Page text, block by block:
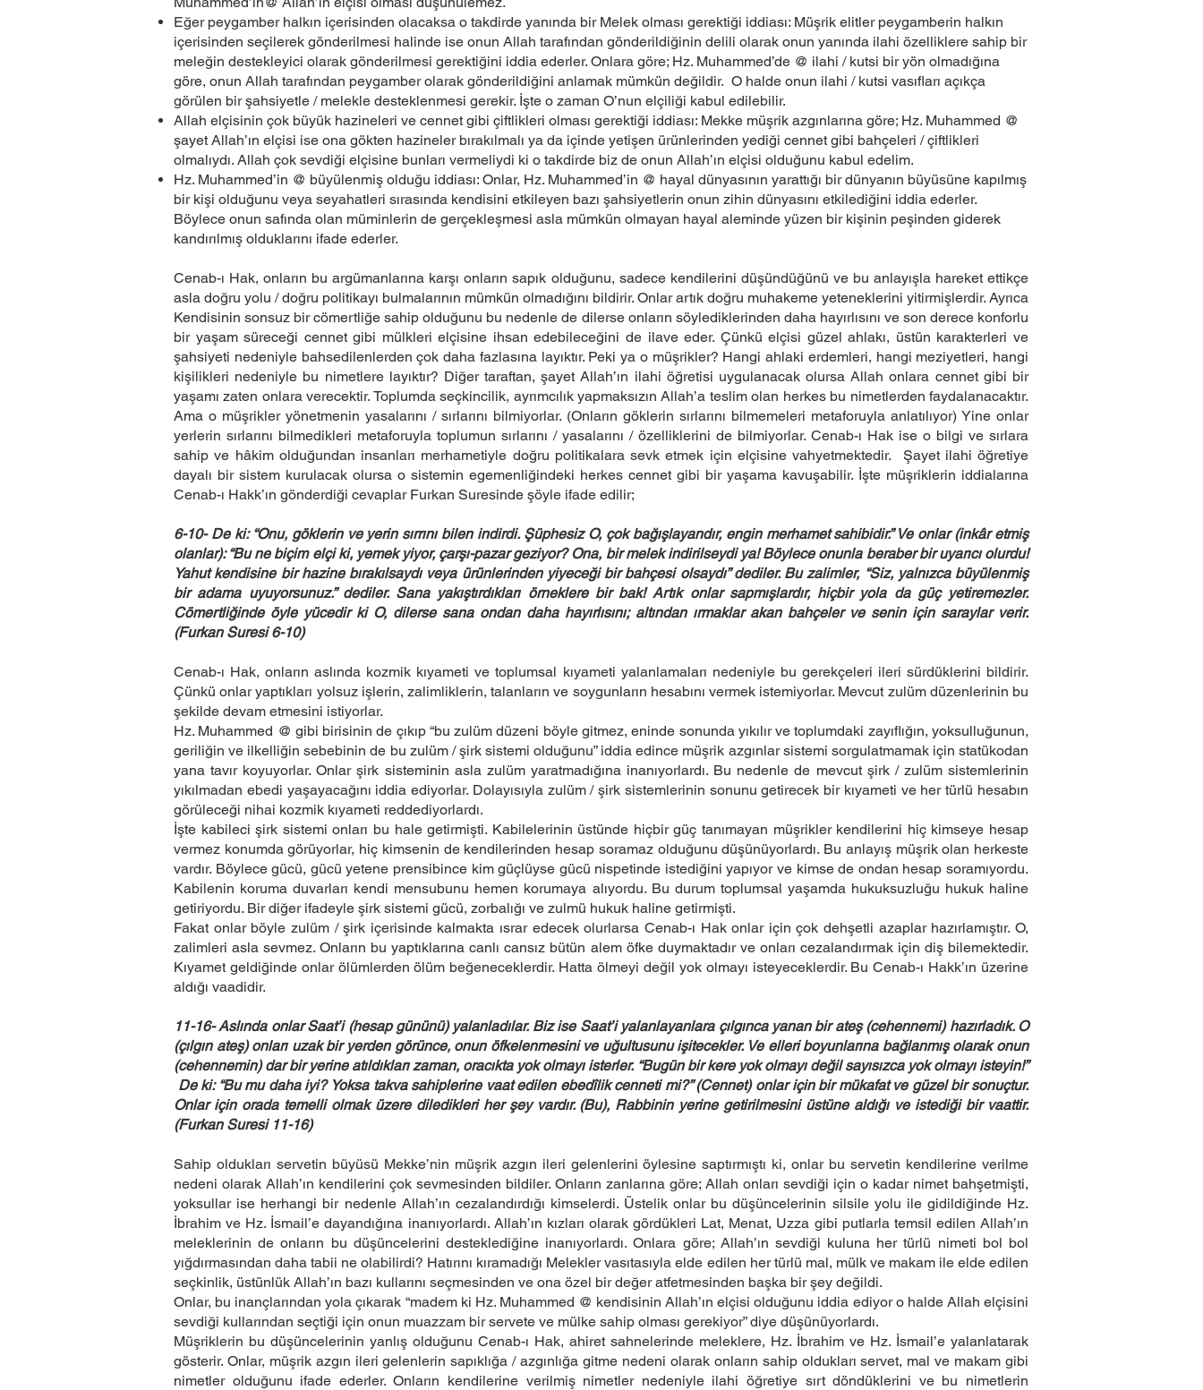
Eğer peygamber halkın içerisinden olacaksa o takdirde yanında bir Melek olması gerektiği iddiası: Müşrik elitler peygamberin halkın
içerisinden seçilerek gönderilmesi halinde ise onun Allah tarafından gönderildiğinin delili olarak onun yanında ilahi özelliklere sahip bir
meleğin destekleyici olarak gönderilmesi gerektiğini iddia ederler. Onlara göre; Hz. Muhammed’de @ ilahi / kutsi bir yön olmadığına
göre, onun Allah tarafından peygamber olarak gönderildiğini anlamak mümkün değildir. O halde onun ilahi / kutsi vasıfları açıkça
görülen bir şahsiyetle / melekle desteklenmesi gerekir. İşte o zaman O’nun elçiliği kabul edilebilir.
Allah elçisinin çok büyük hazineleri ve cennet gibi çiftlikleri olması gerektiği iddiası: Mekke müşrik azgınlarına göre; Hz. Muhammed @
şayet Allah’ın elçisi ise ona gökten hazineler bırakılmalı ya da içinde yetişen ürünlerinden yediği cennet gibi bahçeleri / çiftlikleri
olmalıydı. Allah çok sevdiği elçisine bunları vermeliydi ki o takdirde biz de onun Allah’ın elçisi olduğunu kabul edelim.
Hz. Muhammed’in @ büyülenmiş olduğu iddiası: Onlar, Hz. Muhammed’in @ hayal dünyasının yarattığı bir dünyanın büyüsüne kapılmış
bir kişi olduğunu veya seyahatleri sırasında kendisini etkileyen bazı şahsiyetlerin onun zihin dünyasını etkilediğini iddia ederler.
Böylece onun safında olan müminlerin de gerçekleşmesi asla mümkün olmayan hayal aleminde yüzen bir kişinin peşinden giderek
kandırılmış olduklarını ifade ederler.
Cenab-ı Hak, onların bu argümanlarına karşı onların sapık olduğunu, sadece kendilerini düşündüğünü ve bu anlayışla hareket ettikçe
asla doğru yolu / doğru politikayı bulmalarının mümkün olmadığını bildirir. Onlar artık doğru muhakeme yeteneklerini yitirmişlerdir. Ayrıca
Kendisinin sonsuz bir cömertliğe sahip olduğunu bu nedenle de dilerse onların söylediklerinden daha hayırlısını ve son derece konforlu
bir yaşam süreceği cennet gibi mülkleri elçisine ihsan edebileceğini de ilave eder. Çünkü elçisi güzel ahlakı, üstün karakterleri ve
şahsiyeti nedeniyle bahsedilenlerden çok daha fazlasına layıktır. Peki ya o müşrikler? Hangi ahlaki erdemleri, hangi meziyetleri, hangi
kişilikleri nedeniyle bu nimetlere layıktır? Diğer taraftan, şayet Allah’ın ilahi öğretisi uygulanacak olursa Allah onlara cennet gibi bir
yaşamı zaten onlara verecektir. Toplumda seçkincilik, ayrımcılık yapmaksızın Allah’a teslim olan herkes bu nimetlerden faydalanacaktır.
Ama o müşrikler yönetmenin yasalarını / sırlarını bilmiyorlar. (Onların göklerin sırlarını bilmemeleri metaforuyla anlatılıyor) Yine onlar
yerlerin sırlarını bilmedikleri metaforuyla toplumun sırlarını / yasalarını / özelliklerini de bilmiyorlar. Cenab-ı Hak ise o bilgi ve sırlara
sahip ve hâkim olduğundan insanları merhametiyle doğru politikalara sevk etmek için elçisine vahyetmektedir. Şayet ilahi öğretiye
dayalı bir sistem kurulacak olursa o sistemin egemenliğindeki herkes cennet gibi bir yaşama kavuşabilir. İşte müşriklerin iddialarına
Cenab-ı Hakk’ın gönderdiği cevaplar Furkan Suresinde şöyle ifade edilir;
6-10- De ki: “Onu, göklerin ve yerin sırrını bilen indirdi. Şüphesiz O, çok bağışlayandır, engin merhamet sahibidir.” Ve onlar (inkâr etmiş
olanlar): “Bu ne biçim elçi ki, yemek yiyor, çarşı-pazar geziyor? Ona, bir melek indirilseydi ya! Böylece onunla beraber bir uyarıcı olurdu!
Yahut kendisine bir hazine bırakılsaydı veya ürünlerinden yiyeceği bir bahçesi olsaydı” dediler. Bu zalimler, “Siz, yalnızca büyülenmiş
bir adama uyuyorsunuz.” dediler. Sana yakıştırdıkları örneklere bir bak! Artık onlar sapmışlardır, hiçbir yola da güç yetiremezler.
Cömertliğinde öyle yücedir ki O, dilerse sana ondan daha hayırlısını; altından ırmaklar akan bahçeler ve senin için saraylar verir.
(Furkan Suresi 6-10)
Cenab-ı Hak, onların aslında kozmik kıyameti ve toplumsal kıyameti yalanlamaları nedeniyle bu gerekçeleri ileri sürdüklerini bildirir.
Çünkü onlar yaptıkları yolsuz işlerin, zalimliklerin, talanların ve soygunların hesabını vermek istemiyorlar. Mevcut zulüm düzenlerinin bu
şekilde devam etmesini istiyorlar.
Hz. Muhammed @ gibi birisinin de çıkıp “bu zulüm düzeni böyle gitmez, eninde sonunda yıkılır ve toplumdaki zayıflığın, yoksulluğunun,
geriliğin ve ilkelliğin sebebinin de bu zulüm / şirk sistemi olduğunu” iddia edince müşrik azgınlar sistemi sorgulatmamak için statükodan
yana tavır koyuyorlar. Onlar şirk sisteminin asla zulüm yaratmadığına inanıyorlardı. Bu nedenle de mevcut şirk / zulüm sistemlerinin
yıkılmadan ebedi yaşayacağını iddia ediyorlar. Dolayısıyla zulüm / şirk sistemlerinin sonunu getirecek bir kıyameti ve her türlü hesabın
görüleceği nihai kozmik kıyameti reddediyorlardı.
İşte kabileci şirk sistemi onları bu hale getirmişti. Kabilelerinin üstünde hiçbir güç tanımayan müşrikler kendilerini hiç kimseye hesap
vermez konumda görüyorlar, hiç kimsenin de kendilerinden hesap soramaz olduğunu düşünüyorlardı. Bu anlayış müşrik olan herkeste
vardır. Böylece gücü, gücü yetene prensibince kim güçlüyse gücü nispetinde istediğini yapıyor ve kimse de ondan hesap soramıyordu.
Kabilenin koruma duvarları kendi mensubunu hemen korumaya alıyordu. Bu durum toplumsal yaşamda hukuksuzluğu hukuk haline
getiriyordu. Bir diğer ifadeyle şirk sistemi gücü, zorbalığı ve zulmü hukuk haline getirmişti.
Fakat onlar böyle zulüm / şirk içerisinde kalmakta ısrar edecek olurlarsa Cenab-ı Hak onlar için çok dehşetli azaplar hazırlamıştır. O,
zalimleri asla sevmez. Onların bu yaptıklarına canlı cansız bütün alem öfke duymaktadır ve onları cezalandırmak için diş bilemektedir.
Kıyamet geldiğinde onlar ölümlerden ölüm beğeneceklerdir. Hatta ölmeyi değil yok olmayı isteyeceklerdir. Bu Cenab-ı Hakk’ın üzerine
aldığı vaadidir.
11-16- Aslında onlar Saat’i (hesap gününü) yalanladılar. Biz ise Saat’i yalanlayanlara çılgınca yanan bir ateş (cehennemi) hazırladık. O
(çılgın ateş) onları uzak bir yerden görünce, onun öfkelenmesini ve uğultusunu işitecekler. Ve elleri boyunlarına bağlanmış olarak onun
(cehennemin) dar bir yerine atıldıkları zaman, oracıkta yok olmayı isterler. “Bugün bir kere yok olmayı değil sayısızca yok olmayı isteyin!”
De ki: “Bu mu daha iyi? Yoksa takva sahiplerine vaat edilen ebedîlik cenneti mi?” (Cennet) onlar için bir mükafat ve güzel bir sonuçtur.
Onlar için orada temelli olmak üzere diledikleri her şey vardır. (Bu), Rabbinin yerine getirilmesini üstüne aldığı ve istediği bir vaattir.
(Furkan Suresi 11-16)
Sahip oldukları servetin büyüsü Mekke’nin müşrik azgın ileri gelenlerini öylesine saptırmıştı ki, onlar bu servetin kendilerine verilme
nedeni olarak Allah’ın kendilerini çok sevmesinden bildiler. Onların zanlarına göre; Allah onları sevdiği için o kadar nimet bahşetmişti,
yoksullar ise herhangi bir nedenle Allah’ın cezalandırdığı kimselerdi. Üstelik onlar bu düşüncelerinin silsile yolu ile gidildiğinde Hz.
İbrahim ve Hz. İsmail’e dayandığına inanıyorlardı. Allah’ın kızları olarak gördükleri Lat, Menat, Uzza gibi putlarla temsil edilen Allah’ın
meleklerinin de onların bu düşüncelerini desteklediğine inanıyorlardı. Onlara göre; Allah’ın sevdiği kuluna her türlü nimeti bol bol
yığdırmasından daha tabii ne olabilirdi? Hatırını kıramadığı Melekler vasıtasıyla elde edilen her türlü mal, mülk ve makam ile elde edilen
seçkinlik, üstünlük Allah’ın bazı kullarını seçmesinden ve ona özel bir değer atfetmesinden başka bir şey değildi.
Onlar, bu inançlarından yola çıkarak “madem ki Hz. Muhammed @ kendisinin Allah’ın elçisi olduğunu iddia ediyor o halde Allah elçisini
sevdiği kullarından seçtiği için onun muazzam bir servete ve mülke sahip olması gerekiyor” diye düşünüyorlardı.
Müşriklerin bu düşüncelerinin yanlış olduğunu Cenab-ı Hak, ahiret sahnelerinde meleklere, Hz. İbrahim ve Hz. İsmail’e yalanlatarak
gösterir. Onlar, müşrik azgın ileri gelenlerin sapıklığa / azgınlığa gitme nedeni olarak onların sahip oldukları servet, mal ve makam gibi
nimetler olduğunu ifade ederler. Onların kendilerine verilmiş nimetler nedeniyle ilahi öğretiye sırt döndüklerini ve bu nimetlerin